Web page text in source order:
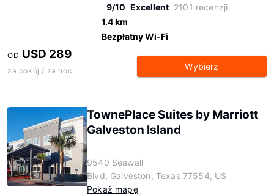
9/10 Excellent 2101 recenzji
1.4 km
Bezpłatny Wi-Fi
OD USD 289
za pokój / za noc Wybierz
TownePlace Suites by Marriott
Galveston Island
9540 Seawall
Blvd, Galveston, Texas 77554, US
Pokaż mapę